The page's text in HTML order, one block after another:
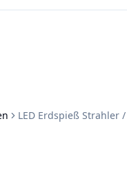
LED Erdspieß Strahler